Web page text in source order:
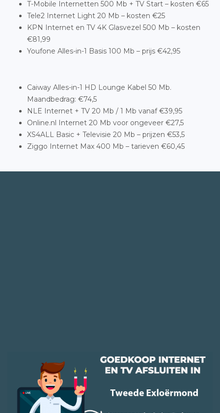
T-Mobile Internetten 500 Mb + TV Start – kosten €65
Tele2 Internet Light 20 Mb – kosten €25
KPN Internet en TV 4K Glasvezel 500 Mb – kosten
€81,99
Youfone Alles-in-1 Basis 100 Mb – prijs €42,95
Caiway Alles-in-1 HD Lounge Kabel 50 Mb.
Maandbedrag: €74,5
NLE Internet + TV 20 Mb / 1 Mb vanaf €39,95
Online.nl Internet 20 Mb voor ongeveer €27,5
XS4ALL Basic + Televisie 20 Mb – prijzen €53,5
Ziggo Internet Max 400 Mb – tarieven €60,45